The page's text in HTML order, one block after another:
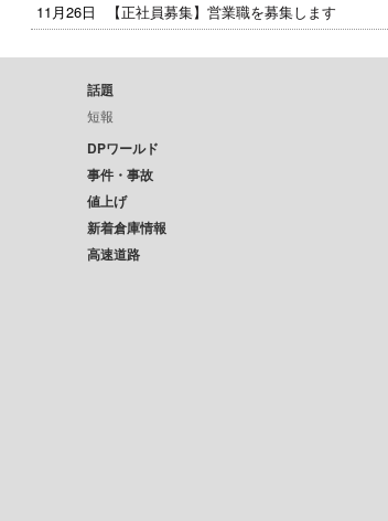
11月26日 【正社員募集】営業職を募集します
話題
短報
DPワールド
事件・事故
値上げ
新着倉庫情報
高速道路